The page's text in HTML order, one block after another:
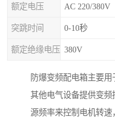
额定电压 AC 220/380V
突跳时间 0-10秒
额定绝缘电压 380V
防爆变频配电箱主要
其他电气设备提供变
源频率来控制电机转